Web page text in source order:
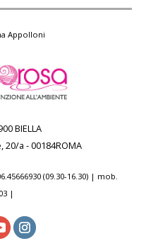
Appolloni
BIELLA
a - 00184ROMA
(09.30-16.30) | mob.
|